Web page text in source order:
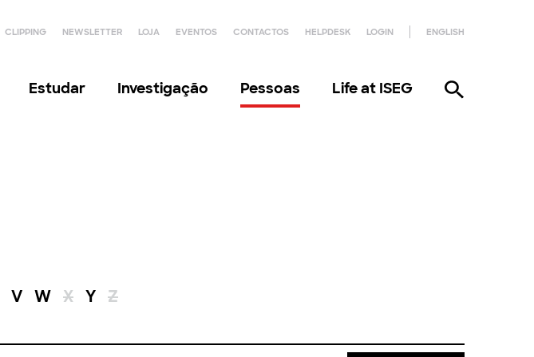
CLIPPING NEWSLETTER LOJA EVENTOS CONTACTOS HELPDESK LOGIN ENGLISH
Estudar Investigação Pessoas Life at ISEG
V W X Y Z